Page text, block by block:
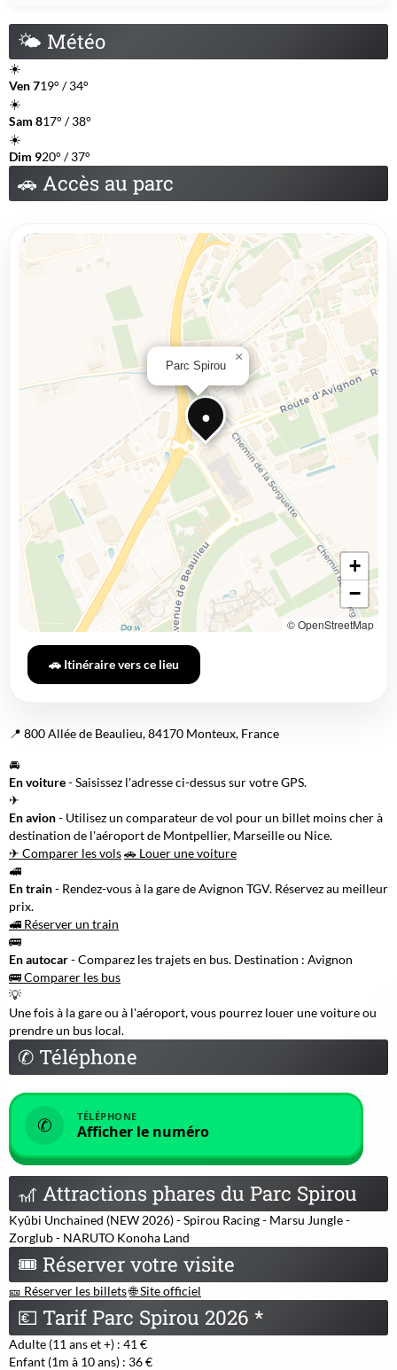
🌤 Météo
☀️
Ven 719° / 34°
☀️
Sam 817° / 38°
☀️
Dim 920° / 37°
🚗 Accès au parc
●
Parc Spirou
×
+
−
© OpenStreetMap
🚗 Itinéraire vers ce lieu
📍 800 Allée de Beaulieu, 84170 Monteux, France
🚘
En voiture- Saisissez l'adresse ci-dessus sur votre GPS.
✈
En avion- Utilisez un comparateur de vol pour un billet moins cher à
destination de l'aéroport de Montpellier, Marseille ou Nice.
✈ Comparer les vols🚗 Louer une voiture
🚅
En train- Rendez-vous à la gare de Avignon TGV. Réservez au meilleur
prix.
🚅 Réserver un train
🚌
En autocar- Comparez les trajets en bus. Destination : Avignon
🚌 Comparer les bus
💡
Une fois à la gare ou à l'aéroport, vous pourrez louer une voiture ou
prendre un bus local.
✆ Téléphone
✆ TÉLÉPHONE
Afficher le numéro
🎢 Attractions phares du Parc Spirou
Kyûbi Unchained (NEW 2026) - Spirou Racing - Marsu Jungle -
Zorglub - NARUTO Konoha Land
🎟 Réserver votre visite
🎫 Réserver les billets🌐 Site officiel
💶 Tarif Parc Spirou 2026 *
Adulte (11 ans et +) : 41 €
Enfant (1m à 10 ans) : 36 €